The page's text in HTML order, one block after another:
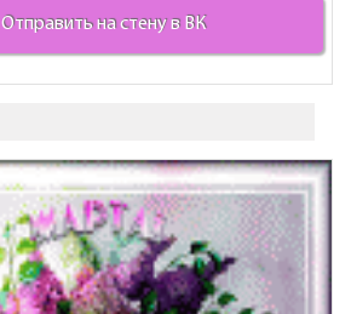
Отправить на стену в ВК